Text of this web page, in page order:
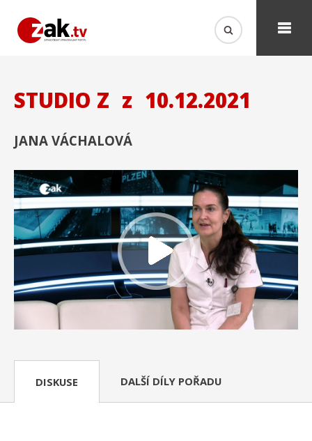
STUDIO Z z 10.12.2021
JANA VÁCHALOVÁ
DISKUSE DALŠÍ DÍLY POŘADU